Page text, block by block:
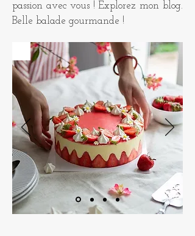
passion avec vous ! Explorez mon blog.
Belle balade gourmande !